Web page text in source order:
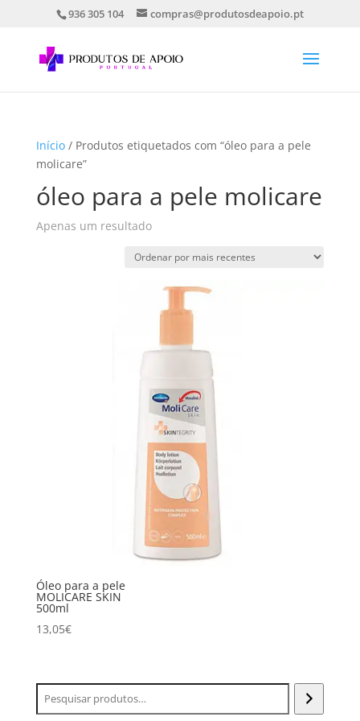
936 305 104 compras@produtosdeapoio.pt
Início/ Produtos etiquetados com “óleo para a pele
molicare”
óleo para a pele molicare
Apenas um resultado
Óleo para a pele
MOLICARE SKIN
500ml
13,05€